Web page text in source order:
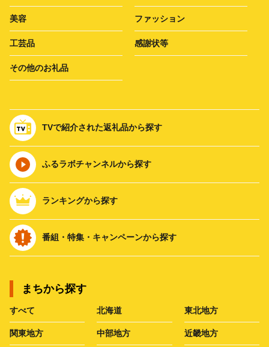
美容 ファッション
工芸品 感謝状等
その他のお礼品
TVで紹介された返礼品から探す
ふるラボチャンネルから探す
ランキングから探す
番組・特集・キャンペーンから探す
まちから探す
すべて 北海道 東北地方
関東地方 中部地方 近畿地方